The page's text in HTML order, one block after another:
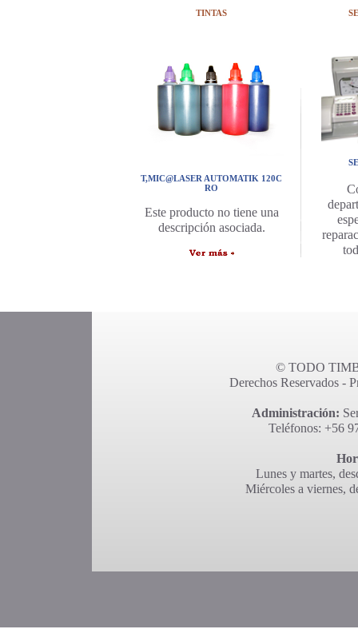
TINTAS
T,MIC@LASER AUTOMATIK 120C
RO
Este producto no tiene una
descripción asociada.
© TODO
Derechos Reservados -
Administración:
Teléfonos: +56
Lunes y martes,
Miércoles a viernes,